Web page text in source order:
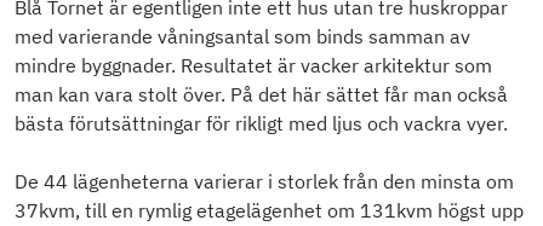
Blå Tornet är egentligen inte ett hus utan tre huskroppar
med varierande våningsantal som binds samman av
mindre byggnader. Resultatet är vacker arkitektur som
man kan vara stolt över. På det här sättet får man också
bästa förutsättningar för rikligt med ljus och vackra vyer.
De 44 lägenheterna varierar i storlek från den minsta om
37kvm, till en rymlig etagelägenhet om 131kvm högst upp